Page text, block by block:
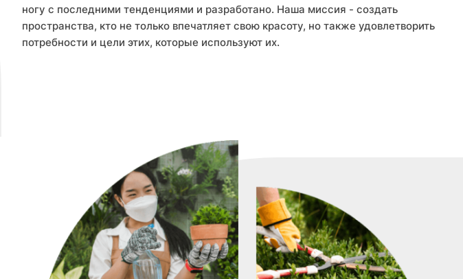
ногу с последними тенденциями и разработано. Наша миссия - создать
пространства, кто не только впечатляет свою красоту, но также удовлетворить
потребности и цели этих, которые используют их.